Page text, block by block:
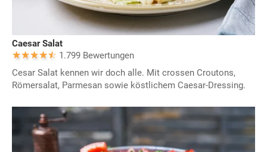
Caesar Salat
1.799 Bewertungen
Cesar Salat kennen wir doch alle. Mit crossen Croutons,
Römersalat, Parmesan sowie köstlichem Caesar-Dressing.